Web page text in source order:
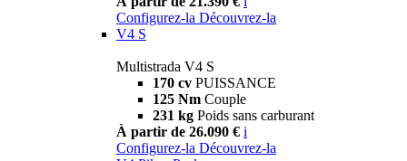
Configurez-la Découvrez-la
V4 S
Multistrada V4 S
170 cv PUISSANCE
125 Nm Couple
231 kg Poids sans carburant
À partir de 26.090 € i
Configurez-la Découvrez-la